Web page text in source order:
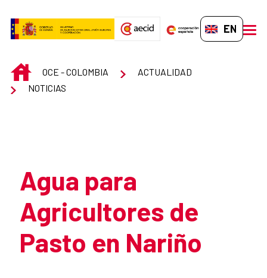
EN-GB
INICIOOCE - COLOMBIA
ACTUALIDAD
NOTICIAS
Agua para
Agricultores de
Pasto en Nariño